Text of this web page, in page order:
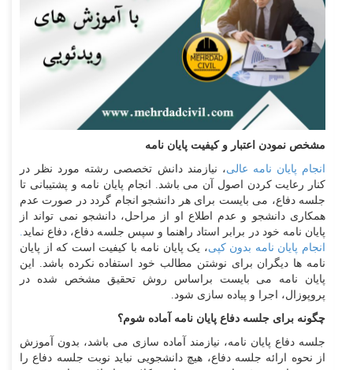
مشخص نمودن اعتبار و کیفیت پایان نامه
انجام پایان نامه عالی، نیازمند دانش تخصصی رشته مورد نظر در
کنار رعایت کردن اصول آن می باشد. انجام پایان نامه و پشتیبانی تا
جلسه دفاع، می بایست برای هر دانشجو انجام گردد در صورت عدم
همکاری دانشجو و عدم اطلاع او از مراحل، دانشجو نمی تواند از
پایان نامه خود در برابر استاد راهنما و سپس جلسه دفاع، دفاع نماید
انجام پایان نامه بدون کپی، یک پایان نامه با کیفیت است که از پایان
نامه ها دیگران برای نوشتن مطالب خود استفاده نکرده باشد. این
پایان نامه می بایست براساس روش تحقیق مشخص شده در
پروپوزال، اجرا و پیاده سازی شود.
چگونه برای جلسه دفاع پایان نامه آماده شوم؟
جلسه دفاع پایان نامه، نیازمند آماده سازی می باشد، بدون آموزش
از نحوه ارائه جلسه دفاع، هیچ دانشجویی نباید نوبت جلسه دفاع را